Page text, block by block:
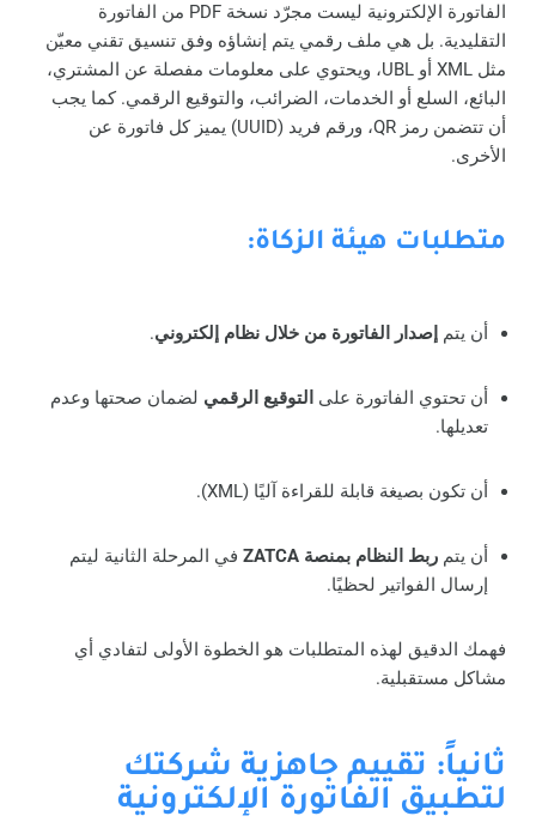
الفاتورة الإلكترونية ليست مجرّد نسخة PDF من الفاتورة
التقليدية. بل هي ملف رقمي يتم إنشاؤه وفق تنسيق تقني معيّن
مثل XML أو UBL، ويحتوي على معلومات مفصلة عن المشتري،
البائع، السلع أو الخدمات، الضرائب، والتوقيع الرقمي. كما يجب
أن تتضمن رمز QR، ورقم فريد (UUID) يميز كل فاتورة عن
الأخرى.
متطلبات هيئة الزكاة:
أن يتم إصدار الفاتورة من خلال نظام إلكتروني.
أن تحتوي الفاتورة على التوقيع الرقمي لضمان صحتها وعدم
تعديلها.
أن تكون بصيغة قابلة للقراءة آليًا (XML).
أن يتم ربط النظام بمنصة ZATCA
في المرحلة الثانية ليتم
إرسال الفواتير لحظيًا.
فهمك الدقيق لهذه المتطلبات هو الخطوة الأولى لتفادي أي
مشاكل مستقبلية.
ثانياً: تقييم جاهزية شركتك
لتطبيق الفاتورة الإلكترونية